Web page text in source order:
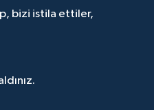
bizi istila ettiler,